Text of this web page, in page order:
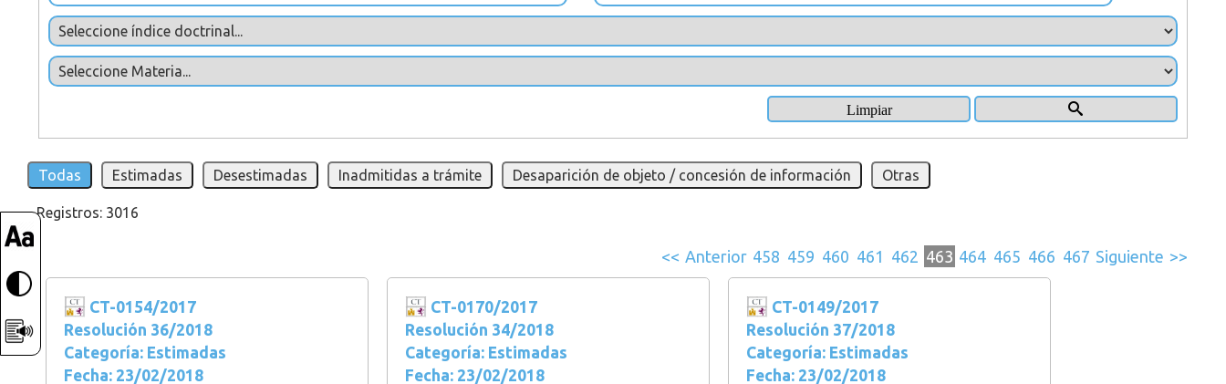
Todas Estimadas Desestimadas Inadmitidas a trámite Desaparición de objeto / concesión de información Otras
Registros: 3016
<< Anterior 458 459 460 461 462 463 464 465 466 467 Siguiente >>
CT-0154/2017
Resolución 36/2018
Categoría: Estimadas
Fecha: 23/02/2018
CT-0170/2017
Resolución 34/2018
Categoría: Estimadas
Fecha: 23/02/2018
CT-0149/2017
Resolución 37/2018
Categoría: Estimadas
Fecha: 23/02/2018